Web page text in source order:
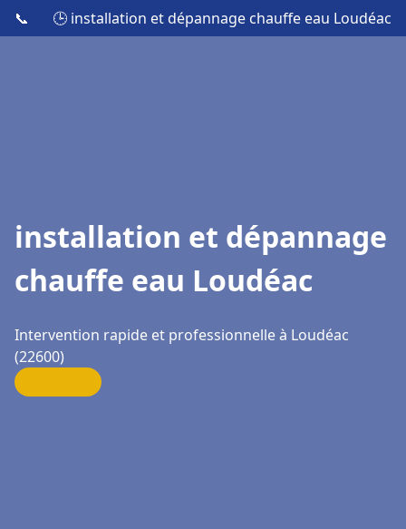
📞 🕒 installation et dépannage chauffe eau Loudéac
installation et dépannage
chauffe eau Loudéac
Intervention rapide et professionnelle à Loudéac
(22600)